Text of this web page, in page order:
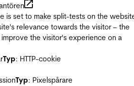
is set to make split-tests on the
relevance towards the visitor – the
the visitor's experience on a
Typ: HTTP-cookie
Typ: Pixelspårare